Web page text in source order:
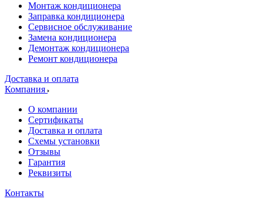
Монтаж кондиционера
Заправка кондиционера
Сервисное обслуживание
Замена кондиционера
Демонтаж кондиционера
Ремонт кондиционера
Доставка и оплата
Компания
О компании
Сертификаты
Доставка и оплата
Схемы установки
Отзывы
Гарантия
Реквизиты
Контакты